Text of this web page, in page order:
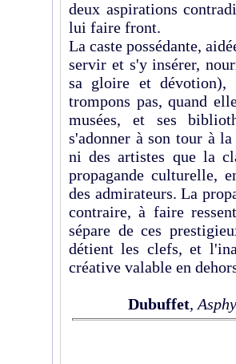
deux aspirations
lui faire front.
La caste possédante,
servir et s'y insérer,
sa gloire et
trompons pas, quand
musées, et ses
s'adonner à son tour à
ni des artistes que la
propagande culturelle,
des admirateurs. La
contraire, à faire
sépare de ces
détient les clefs, et
créative valable en
Dubuffet,